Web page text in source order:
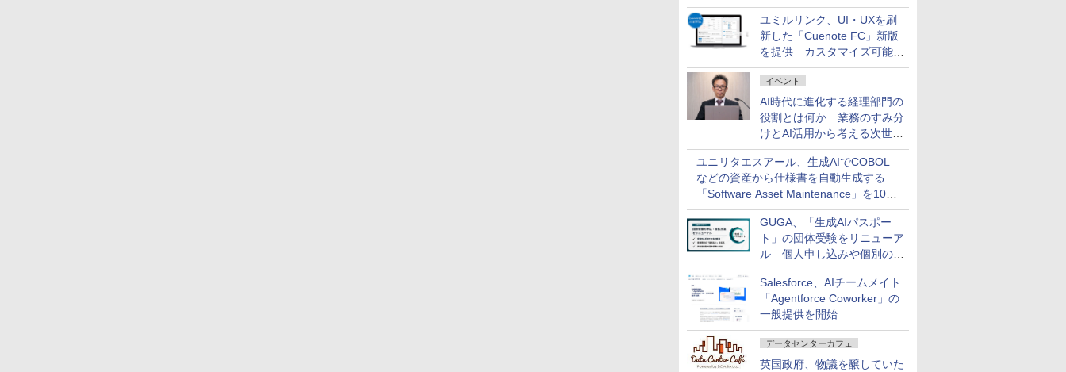
AI ASSIST」を9月より提供
ユミルリンク、UI・UXを刷
新した「Cuenote FC」新版
を提供 カスタマイズ可能な
ダッシュボード画面を搭載
イベント
AI時代に進化する経理部門の
役割とは何か 業務のすみ分
けとAI活用から考える次世代
ファイナンス戦略
ユニリタエスアール、生成AIでCOBOL
などの資産から仕様書を自動生成する
「Software Asset Maintenance」を10月
に発売
GUGA、「生成AIパスポー
ト」の団体受験をリニューア
ル 個人申し込みや個別の支
払いなどに対応
Salesforce、AIチームメイト
「Agentforce Coworker」の
一般提供を開始
データセンターカフェ
英国政府、物議を醸していた